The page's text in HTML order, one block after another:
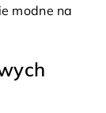
modne na